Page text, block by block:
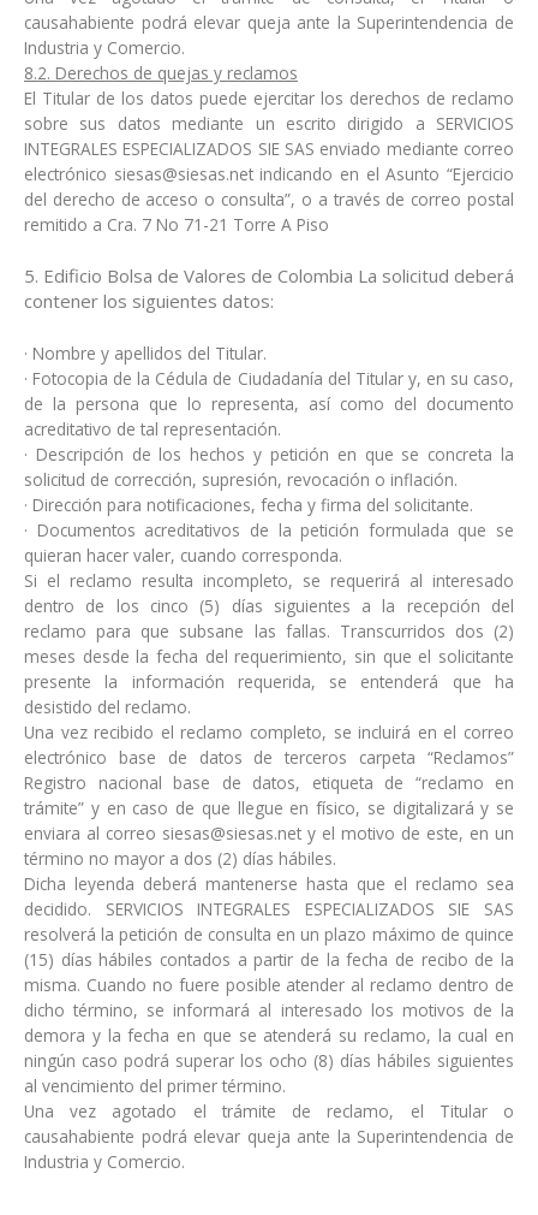
causahabiente podrá elevar queja ante la Superintendencia de
Industria y Comercio.
8.2. Derechos de quejas y reclamos
El Titular de los datos puede ejercitar los derechos de reclamo
sobre sus datos mediante un escrito dirigido a SERVICIOS
INTEGRALES ESPECIALIZADOS SIE SAS enviado mediante correo
electrónico siesas@siesas.net indicando en el Asunto “Ejercicio
del derecho de acceso o consulta”, o a través de correo postal
remitido a Cra. 7 No 71-21 Torre A Piso
5. Edificio Bolsa de Valores de Colombia La solicitud deberá
contener los siguientes datos:
· Nombre y apellidos del Titular.
· Fotocopia de la Cédula de Ciudadanía del Titular y, en su caso,
de la persona que lo representa, así como del documento
acreditativo de tal representación.
· Descripción de los hechos y petición en que se concreta la
solicitud de corrección, supresión, revocación o inflación.
· Dirección para notificaciones, fecha y firma del solicitante.
· Documentos acreditativos de la petición formulada que se
quieran hacer valer, cuando corresponda.
Si el reclamo resulta incompleto, se requerirá al interesado
dentro de los cinco (5) días siguientes a la recepción del
reclamo para que subsane las fallas. Transcurridos dos (2)
meses desde la fecha del requerimiento, sin que el solicitante
presente la información requerida, se entenderá que ha
desistido del reclamo.
Una vez recibido el reclamo completo, se incluirá en el correo
electrónico base de datos de terceros carpeta “Reclamos”
Registro nacional base de datos, etiqueta de “reclamo en
trámite” y en caso de que llegue en físico, se digitalizará y se
enviara al correo siesas@siesas.net y el motivo de este, en un
término no mayor a dos (2) días hábiles.
Dicha leyenda deberá mantenerse hasta que el reclamo sea
decidido. SERVICIOS INTEGRALES ESPECIALIZADOS SIE SAS
resolverá la petición de consulta en un plazo máximo de quince
(15) días hábiles contados a partir de la fecha de recibo de la
misma. Cuando no fuere posible atender al reclamo dentro de
dicho término, se informará al interesado los motivos de la
demora y la fecha en que se atenderá su reclamo, la cual en
ningún caso podrá superar los ocho (8) días hábiles siguientes
al vencimiento del primer término.
Una vez agotado el trámite de reclamo, el Titular o
causahabiente podrá elevar queja ante la Superintendencia de
Industria y Comercio.